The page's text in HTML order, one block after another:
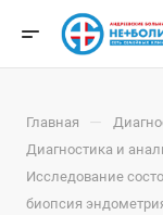
Главная —
Диагностика и
Исследование
биопсия